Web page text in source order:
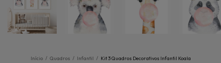
Início / Quadros / Infantil / Kit 3 Quadros Decorativos Infantil Koala